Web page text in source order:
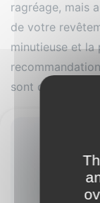
ragréage, mais
de votre
minutieuse et la
sont donc